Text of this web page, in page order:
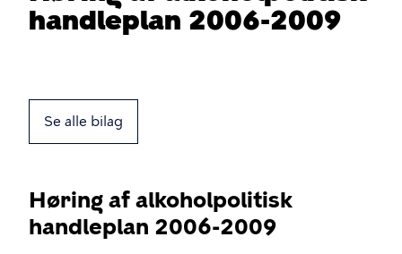
handleplan 2006-2009
Se alle bilag
Høring af alkoholpolitisk
handleplan 2006-2009